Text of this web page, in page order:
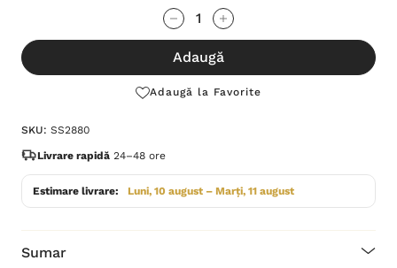
te!
Stocul
Adaugă
Adaugă la Favorite
SKU: SS2880
Livrare rapidă 24–48 ore
Estimare livrare: Luni, 10 august – Marți, 11 august
Sumar